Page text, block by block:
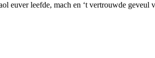
euver leefde, mach en ‘t vertrouwde geveul